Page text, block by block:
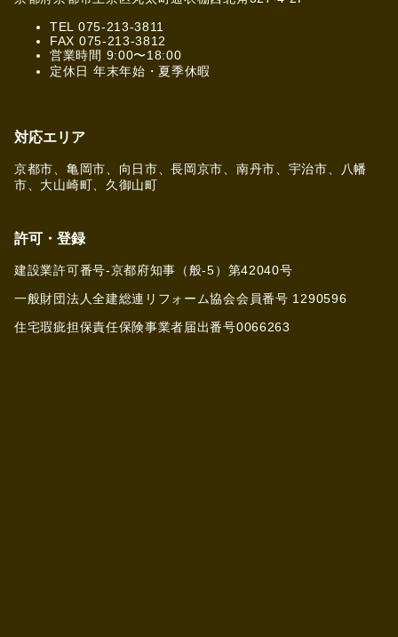
TEL 075-213-3811
FAX 075-213-3812
営業時間 9:00〜18:00
定休日 年末年始・夏季休暇
対応エリア
京都市、亀岡市、向日市、長岡京市、南丹市、宇治市、八幡
市、大山崎町、久御山町
許可・登録
建設業許可番号-京都府知事（般-5）第42040号
一般財団法人全建総連リフォーム協会会員番号 1290596
住宅瑕疵担保責任保険事業者届出番号0066263